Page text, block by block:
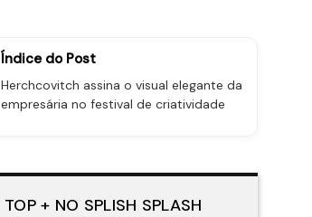
Índice do Post
Herchcovitch assina o visual elegante da
empresária no festival de criatividade
TOP + NO SPLISH SPLASH